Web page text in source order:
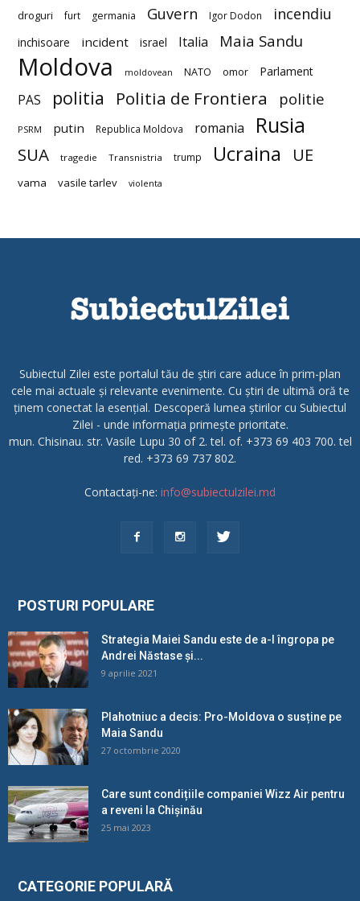
droguri furt germania Guvern Igor Dodon incendiu
inchisoare incident israel Italia Maia Sandu
Moldova moldovean NATO omor Parlament
PAS politia Politia de Frontiera politie
PSRM putin Republica Moldova romania Rusia
SUA tragedie Transnistria trump Ucraina UE
vama vasile tarlev violenta
Subiectul Zilei este portalul tău de știri care aduce în prim-plan
cele mai actuale și relevante evenimente. Cu știri de ultimă oră te
ținem conectat la esențial. Descoperă lumea știrilor cu Subiectul
Zilei - unde informația primește prioritate.
mun. Chisinau. str. Vasile Lupu 30 of 2. tel. of. +373 69 403 700. tel
red. +373 69 737 802.
Contactați-ne: info@subiectulzilei.md
POSTURI POPULARE
Strategia Maiei Sandu este de a-l îngropa pe
Andrei Năstase și...
9 aprilie 2021
Plahotniuc a decis: Pro-Moldova o susține pe
Maia Sandu
27 octombrie 2020
Care sunt condițiile companiei Wizz Air pentru
a reveni la Chișinău
25 mai 2023
CATEGORIE POPULARĂ